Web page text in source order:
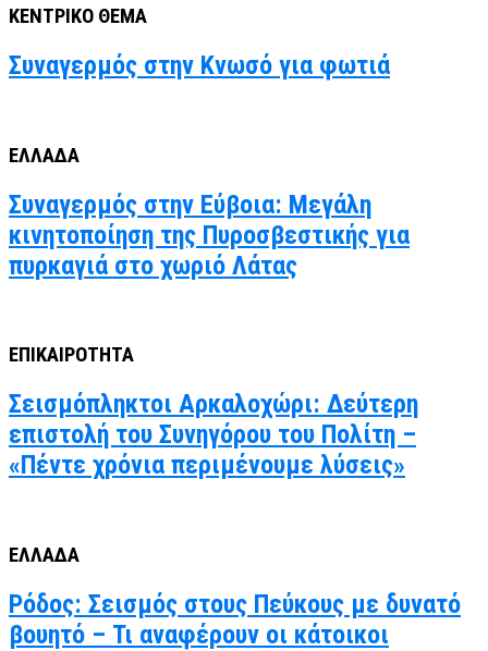
ΚΕΝΤΡΙΚΟ ΘΕΜΑ
Συναγερμός στην Κνωσό για φωτιά
ΕΛΛΑΔΑ
Συναγερμός στην Εύβοια: Μεγάλη
κινητοποίηση της Πυροσβεστικής για
πυρκαγιά στο χωριό Λάτας
ΕΠΙΚΑΙΡΟΤΗΤΑ
Σεισμόπληκτοι Αρκαλοχώρι: Δεύτερη
επιστολή του Συνηγόρου του Πολίτη –
«Πέντε χρόνια περιμένουμε λύσεις»
ΕΛΛΑΔΑ
Ρόδος: Σεισμός στους Πεύκους με δυνατό
βουητό – Τι αναφέρουν οι κάτοικοι